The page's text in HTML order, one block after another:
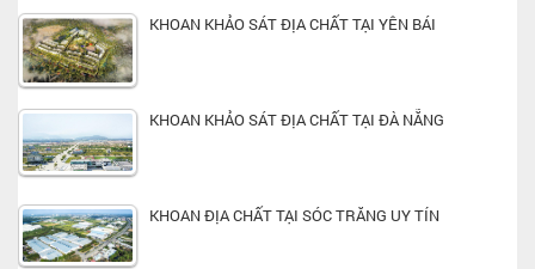
KHOAN KHẢO SÁT ĐỊA CHẤT TẠI YÊN BÁI
KHOAN KHẢO SÁT ĐỊA CHẤT TẠI ĐÀ NẴNG
KHOAN ĐỊA CHẤT TẠI SÓC TRĂNG UY TÍN